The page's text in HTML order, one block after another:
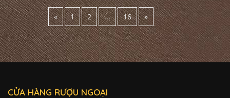
« 1 2 ... 16 »
CỬA HÀNG RƯỢU NGOẠI